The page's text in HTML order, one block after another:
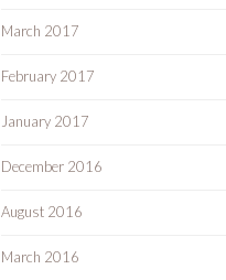
March 2017
February 2017
January 2017
December 2016
August 2016
March 2016